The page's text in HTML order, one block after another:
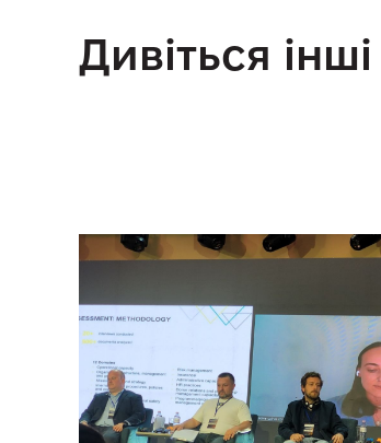
Дивіться інші